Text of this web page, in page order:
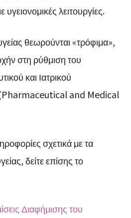
λειτουργίες.
θεωρούνται «τρόφιμα»,
στη ρύθμιση του
και Ιατρικού
and Medical
σχετικά με τα
δείτε επίσης το
Διαφήμισης του